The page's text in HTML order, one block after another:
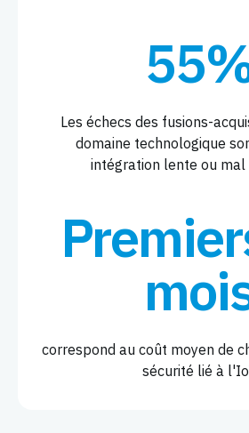
Les échecs des fusions-
domaine technologique
intégration lente ou mal
correspond au coût moyen de
sécurité lié à